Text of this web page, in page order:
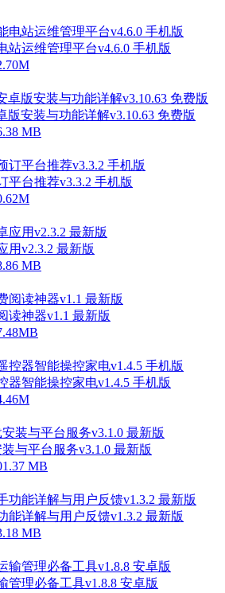
站运维管理平台v4.6.0 手机版
版安装与功能详解v3.10.63 免费版
MB
平台推荐v3.3.2 手机版
用v2.3.2 最新版
MB
读神器v1.1 最新版
器智能操控家电v1.4.5 手机版
与平台服务v3.1.0 最新版
MB
能详解与用户反馈v1.3.2 最新版
MB
管理必备工具v1.8.8 安卓版